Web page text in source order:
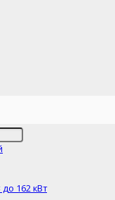
162 кВт